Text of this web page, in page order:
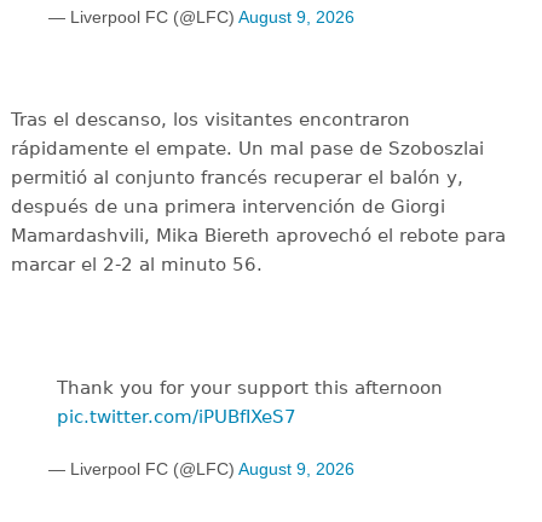
— Liverpool FC (@LFC) August 9, 2026
Tras el descanso, los visitantes encontraron
rápidamente el empate. Un mal pase de Szoboszlai
permitió al conjunto francés recuperar el balón y,
después de una primera intervención de Giorgi
Mamardashvili, Mika Biereth aprovechó el rebote para
marcar el 2-2 al minuto 56.
Thank you for your support this afternoon
pic.twitter.com/iPUBfIXeS7
— Liverpool FC (@LFC) August 9, 2026